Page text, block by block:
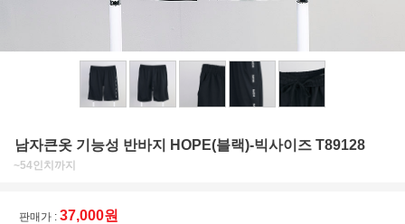
남자큰옷 기능성 반바지 HOPE(블랙)-빅사이즈 T89128
~54인치까지
판매가 : 37,000원